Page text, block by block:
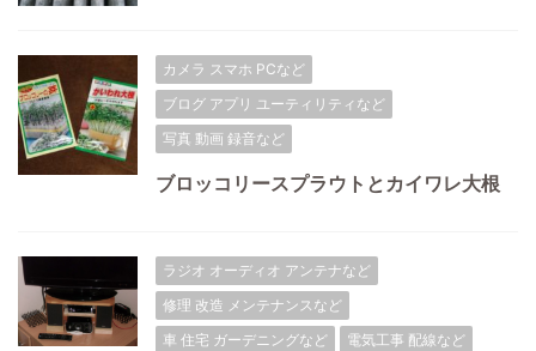
カメラ スマホ PCなど
ブログ アプリ ユーティリティなど
写真 動画 録音など
ブロッコリースプラウトとカイワレ大根
ラジオ オーディオ アンテナなど
修理 改造 メンテナンスなど
車 住宅 ガーデニングなど
電気工事 配線など